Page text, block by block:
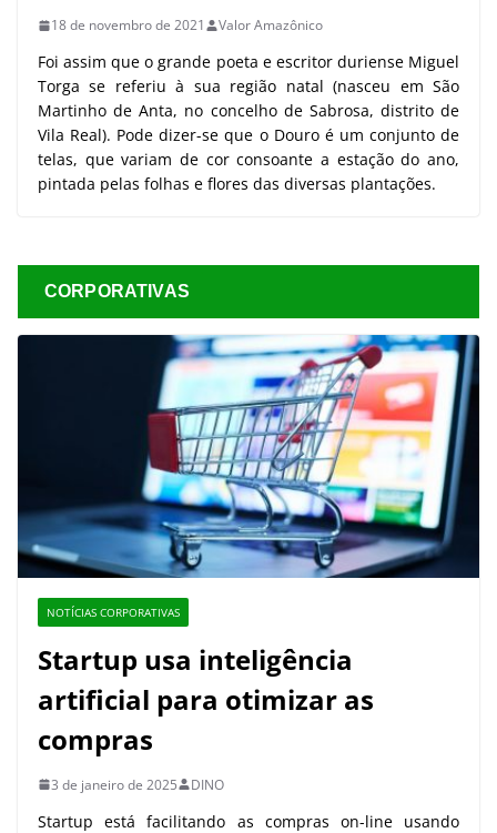
18 de novembro de 2021 Valor Amazônico
Foi assim que o grande poeta e escritor duriense Miguel
Torga se referiu à sua região natal (nasceu em São
Martinho de Anta, no concelho de Sabrosa, distrito de
Vila Real). Pode dizer-se que o Douro é um conjunto de
telas, que variam de cor consoante a estação do ano,
pintada pelas folhas e flores das diversas plantações.
CORPORATIVAS
NOTÍCIAS CORPORATIVAS
Startup usa inteligência
artificial para otimizar as
compras
3 de janeiro de 2025 DINO
Startup está facilitando as compras on-line usando